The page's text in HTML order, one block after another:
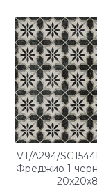
VT/A294/
Фреджио 1
20x20x8